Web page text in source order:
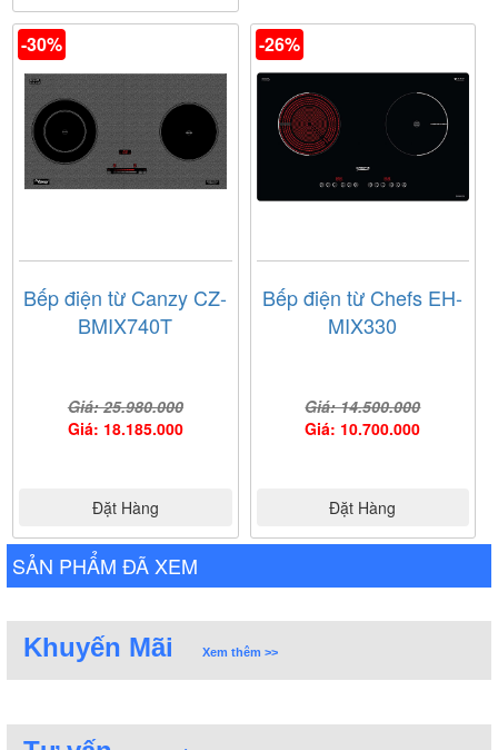
-30%
Bếp điện từ Canzy CZ-
BMIX740T
Giá: 25.980.000
Giá: 18.185.000
Đặt Hàng
-26%
Bếp điện từ Chefs EH-
MIX330
Giá: 14.500.000
Giá: 10.700.000
Đặt Hàng
SẢN PHẨM ĐÃ XEM
Khuyến Mãi Xem thêm >>